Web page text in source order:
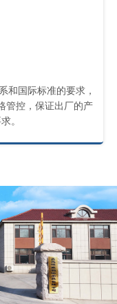
和国际标准的要求，
管控，保证出厂的产
。